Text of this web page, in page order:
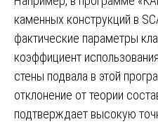
каменных конструкций в
фактические параметры
коэффициент
стены подвала в этой
отклонение от теории
подтверждает высокую